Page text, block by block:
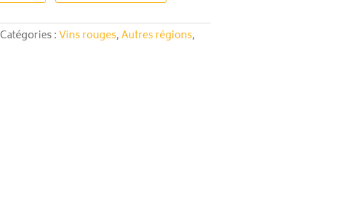
e
r
Catégories :Vins rouges,Autres régions,